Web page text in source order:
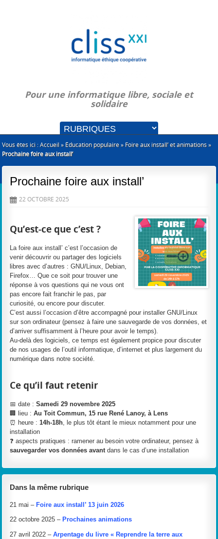
Pour une informatique libre, sociale et
solidaire
Vous êtes ici :Accueil » Éducation populaire » Foire aux install’ et animations »
Prochaine foire aux install’
Prochaine foire aux install’
D 22 OCTOBRE 2025
Qu’est-ce que c’est ?
La foire aux install’ c’est l’occasion de
venir découvrir ou partager des logiciels
libres avec d’autres : GNU/Linux, Debian,
Firefox… Que ce soit pour trouver une
réponse à vos questions qui ne vous ont
pas encore fait franchir le pas, par
curiosité, ou encore pour discuter.
C’est aussi l’occasion d’être accompagné pour installer GNU/Linux
sur son ordinateur (pensez à faire une sauvegarde de vos données, et
d’arriver suffisamment à l’heure pour avoir le temps).
Au-delà des logiciels, ce temps est également propice pour discuter
de nos usages de l’outil informatique, d’internet et plus largement du
numérique dans notre société.
Ce qu’il faut retenir
📅 date :Samedi 29 novembre 2025
🏢 lieu :Au Toit Commun, 15 rue René Lanoy, à Lens
⏰ heure : 14h-18h , le plus tôt étant le mieux notamment pour une
installation
❓ aspects pratiques : ramener au besoin votre ordinateur, pensez à
sauvegarder vos données avantdans le cas d’une installation
Dans la même rubrique
21 mai – Foire aux install’ 13 juin 2026
22 octobre 2025 – Prochaines animations
27 avril 2022 –Arpentage du livre « Reprendre la terre aux